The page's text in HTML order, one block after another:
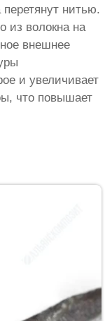
нитью.
из волокна на
внешнее
и увеличивает
что повышает